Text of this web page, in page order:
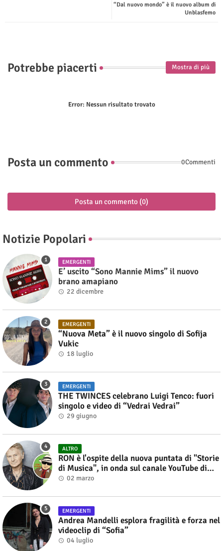
tsap
“Dal nuovo mondo” è il nuovo album di
Unblasfemo
Potrebbe piacerti Mostra di più
Error: Nessun risultato trovato
Posta un commento 0Commenti
Posta un commento (0)
Notizie Popolari
EMERGENTI
E’ uscito “Sono Mannie Mims” il nuovo
brano amapiano
22 dicembre
EMERGENTI
“Nuova Meta” è il nuovo singolo di Sofija
Vukic
18 luglio
EMERGENTI
THE TWINCES celebrano Luigi Tenco: fuori
singolo e video di “Vedrai Vedrai”
29 giugno
ALTRO
RON è l'ospite della nuova puntata di "Storie
di Musica", in onda sul canale YouTube di
Alberto Salerno
02 marzo
EMERGENTI
Andrea Mandelli esplora fragilità e forza nel
videoclip di “Sofia”
04 luglio